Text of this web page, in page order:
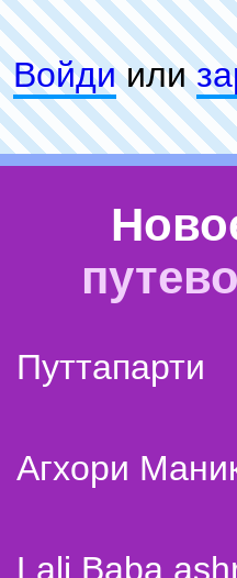
Войдиили
Путтапарти
Агхори
Lali Baba